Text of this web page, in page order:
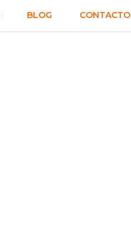
BLOG CONTACTO